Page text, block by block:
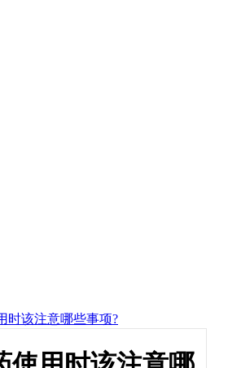
时该注意哪些事项?